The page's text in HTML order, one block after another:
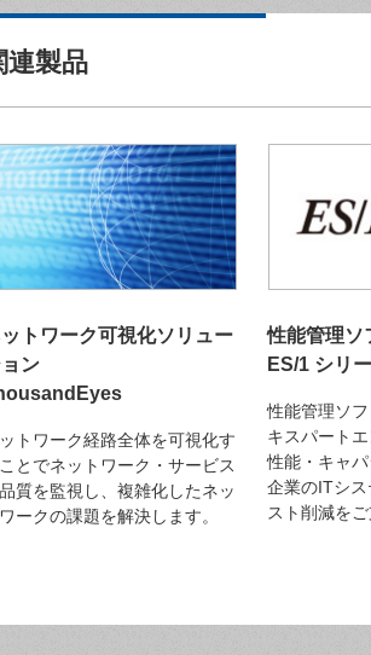
連製品
トワーク可視化ソリュー
ン
トワーク経路全体を可視化す
とでネットワーク・サービス
質を監視し、複雑化したネッ
ワークの課題を解決します。
性能管理ソ
ES/1 シリ
性能管理ソ
キスパート
性能・キャパ
企業のITシ
スト削減をご